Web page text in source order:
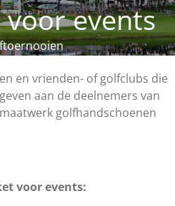
events
en vrienden- of golfclubs die
aan de deelnemers van
golfhandschoenen
voor events: